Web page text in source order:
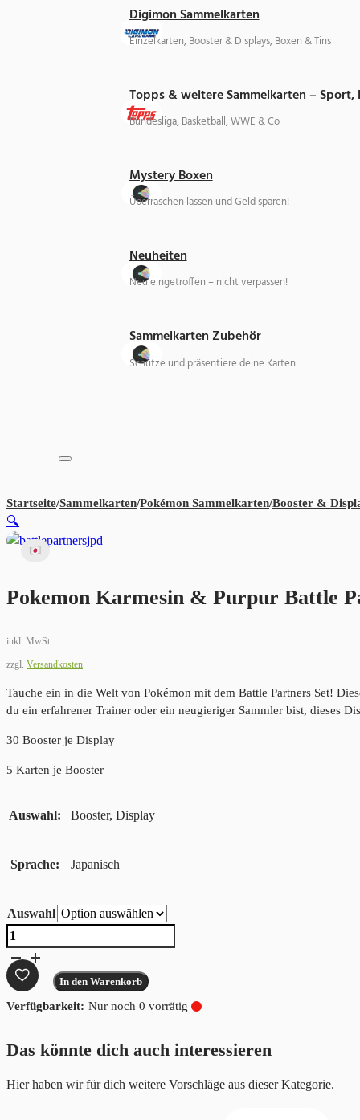
Digimon Sammelkarten
Einzelkarten, Booster & Displays, Boxen & Tins
Topps & weitere Sammelkarten –
Bundesliga, Basketball, WWE & Co
Mystery Boxen
Überraschen lassen und Geld sparen!
Neuheiten
Neu eingetroffen – nicht verpassen!
Sammelkarten Zubehör
Schütze und präsentiere deine Karten
Startseite/Sammelkarten/Pokémon Sammelkarten/Booster &
Pokemon Karmesin & Purpur Battle
inkl. MwSt.
zzgl. Versandkosten
Tauche ein in die Welt von Pokémon mit dem Battle Partners Set!
du ein erfahrener Trainer oder ein neugieriger Sammler bist, dieses
30 Booster je Display
5 Karten je Booster
Auswahl Booster, Display
Sprache Japanisch
Auswahl
Pokemon
Karmesin
&
Purpur
Battle
(JP)
In den Warenkorb
Nur noch 0 vorrätig
🔍
Das könnte dich auch interessieren
Hier haben wir für dich weitere Vorschläge aus dieser Kategorie.